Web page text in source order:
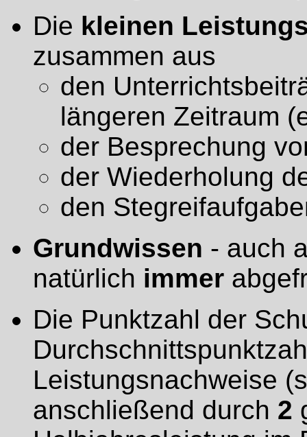
Die kleinen
zusammen aus
den
längeren Zeitraum
der Besprechung
der Wiederholung
den
Grundwissen - auch
natürlich immer
Die Punktzahl der
Leistungsnachweise
anschließend durch 2